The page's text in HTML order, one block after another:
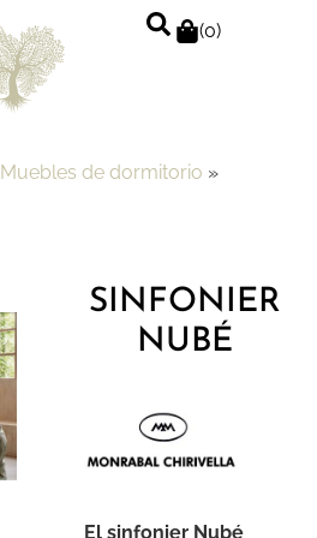
(0)
Muebles de dormitorio »
SINFONIER
NUBÉ
El sinfonier Nubé